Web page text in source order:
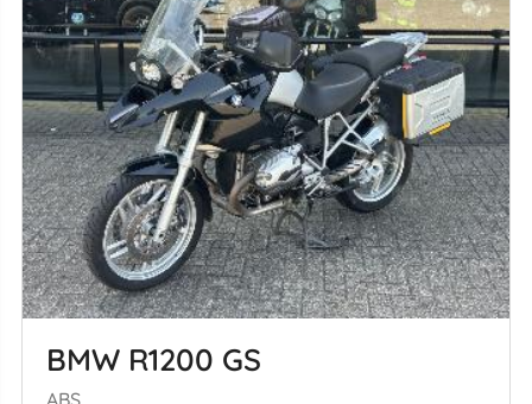
BMW R1200 GS
ABS